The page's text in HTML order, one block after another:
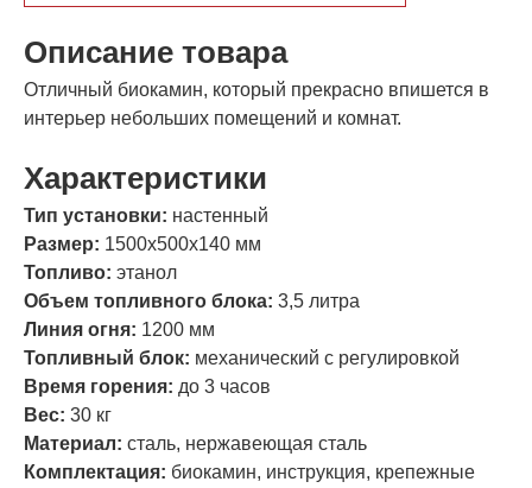
Описание товара
Отличный биокамин, который прекрасно впишется в
интерьер небольших помещений и комнат.
Характеристики
Тип установки: настенный
Размер: 1500х500х140 мм
Топливо: этанол
Объем топливного блока: 3,5 литра
Линия огня: 1200 мм
Топливный блок: механический с регулировкой
Время горения: до 3 часов
Вес: 30 кг
Материал: сталь, нержавеющая сталь
Комплектация: биокамин, инструкция, крепежные